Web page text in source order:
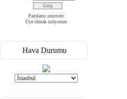
Parolamı unuttum
Üye olmak istiyorum
Hava Durumu